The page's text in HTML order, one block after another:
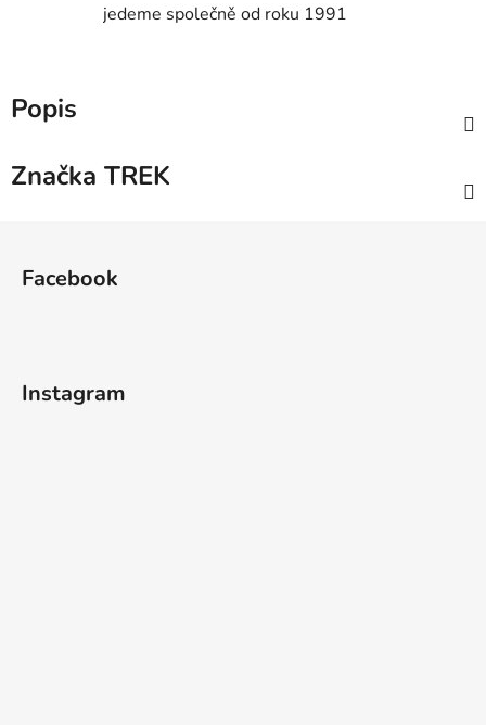
jedeme společně od roku 1991
Popis
Značka TREK
Facebook
Instagram